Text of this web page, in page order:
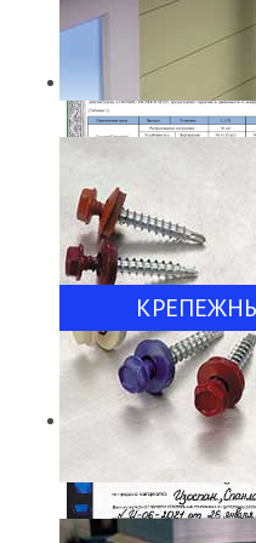
Гарантийное соглашение
матовое покрытие